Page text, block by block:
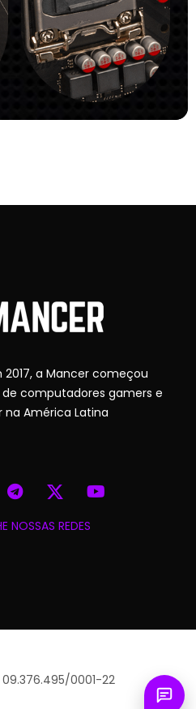
a Mancer começou
computadores gamers e
na América Latina
NOSSAS REDES
0001-22